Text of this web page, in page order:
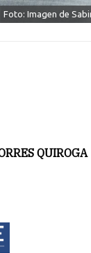
Foto: Imagen de
QUIROGA